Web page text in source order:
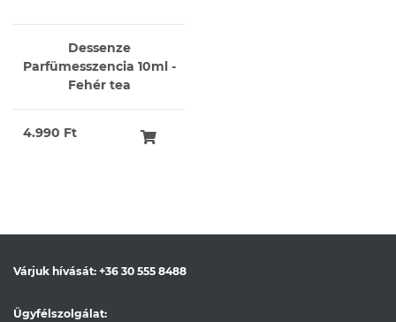
Dessenze
Parfümesszencia 10ml -
Fehér tea
4.990 Ft
Várjuk hívását: +36 30 555 8488
Ügyfélszolgálat: